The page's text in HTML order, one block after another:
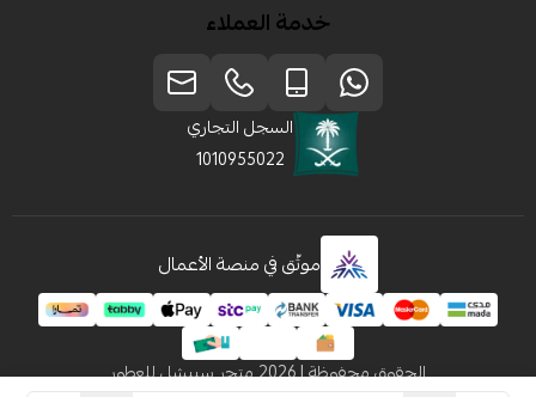
خدمة العملاء
السجل التجاري
1010955022
موثّق في منصة الأعمال
الحقوق محفوظة | 2026 متجر سبيشل للعطور